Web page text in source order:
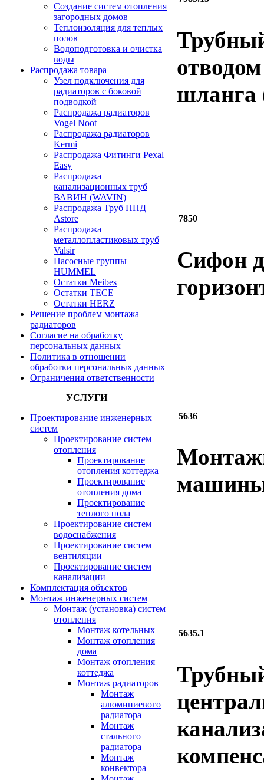
Создание систем отопления
загородных домов
Теплоизоляция для теплых
полов
Водоподготовка и очистка
воды
Распродажа товара
Узел подключения для
радиаторов с боковой
подводкой
Распродажа радиаторов
Vogel Noot
Распродажа радиаторов
Kermi
Распродажа Фитинги Pexal
Easy
Распродажа
канализационных труб
ВАВИН (WAVIN)
Распродажа Труб ПНД
Astore
Распродажа
металлопластиковых труб
Valsir
Насосные группы
HUMMEL
Остатки Meibes
Остатки ТЕСЕ
Остатки HERZ
Решение проблем монтажа
радиаторов
Согласие на обработку
персональных данных
Политика в отношении
обработки персональных данных
Ограничения ответственности
УСЛУГИ
Проектирование инженерных
систем
Проектирование систем
отопления
Проектирование
отопления коттеджа
Проектирование
отопления дома
Проектирование
теплого пола
Проектирование систем
водоснабжения
Проектирование систем
вентиляции
Проектирование систем
канализации
Комплектация объектов
Монтаж инженерных систем
Монтаж (установка) систем
отопления
Монтаж котельных
Монтаж отопления
дома
Монтаж отопления
коттеджа
Монтаж радиаторов
Монтаж
алюминиевого
радиатора
Монтаж
стального
радиатора
Монтаж
конвектора
шланга
7850
Сифон
5636
5635.1